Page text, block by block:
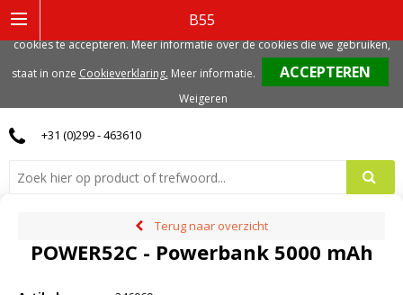
B55
0
+31 (0)299 - 463610
Terug naar overzicht
POWER52C - Powerbank 5000 mAh
gerelateerde cookies. Voor de beste gebruikerservaring, adviseren we deze
cookies te accepteren. Meer informatie over de cookies die we gebruiken,
staat in onze Cookieverklaring. Meer informatie.
Weigeren